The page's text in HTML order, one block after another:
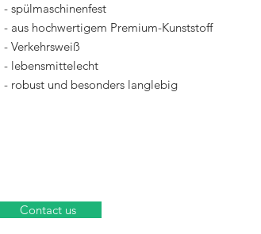
- spülmaschinenfest
- aus hochwertigem Premium-Kunststoff
- Verkehrsweiß
- lebensmittelecht
- robust und besonders langlebig
Contact us